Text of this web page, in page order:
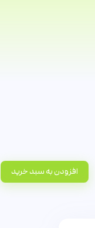
افزودن به سبد خرید